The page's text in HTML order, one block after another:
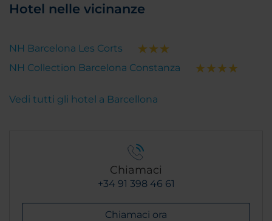
Hotel nelle vicinanze
NH Barcelona Les Corts
NH Collection Barcelona Constanza
Vedi tutti gli hotel a Barcellona
Chiamaci
+34 91 398 46 61
Chiamaci ora